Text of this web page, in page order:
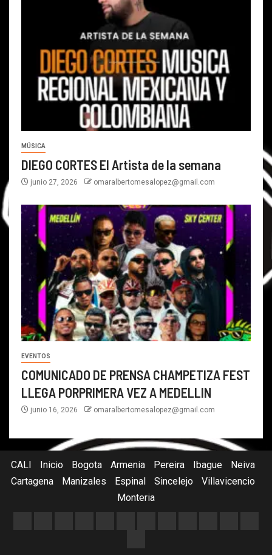
MÚSICA
DIEGO CORTES El Artista de la semana
junio 27, 2026 omaralbertomesalopez@gmail.com
EVENTOS
COMUNICADO DE PRENSA CHAMPETIZA FEST
LLEGA PORPRIMERA VEZ A MEDELLIN
junio 16, 2026 omaralbertomesalopez@gmail.com
CALI Inicio Bogota Armenia Pereira Ibague
Neiva
Cartagena
Manizales Espinal Sincelejo
Villavicencio
Monteria